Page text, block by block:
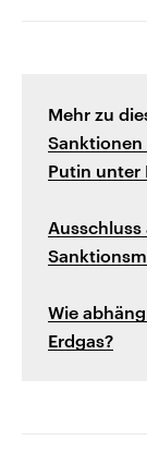
Mehr zu
Sanktionen
Putin unter
Ausschluss
Wie
Erdgas?